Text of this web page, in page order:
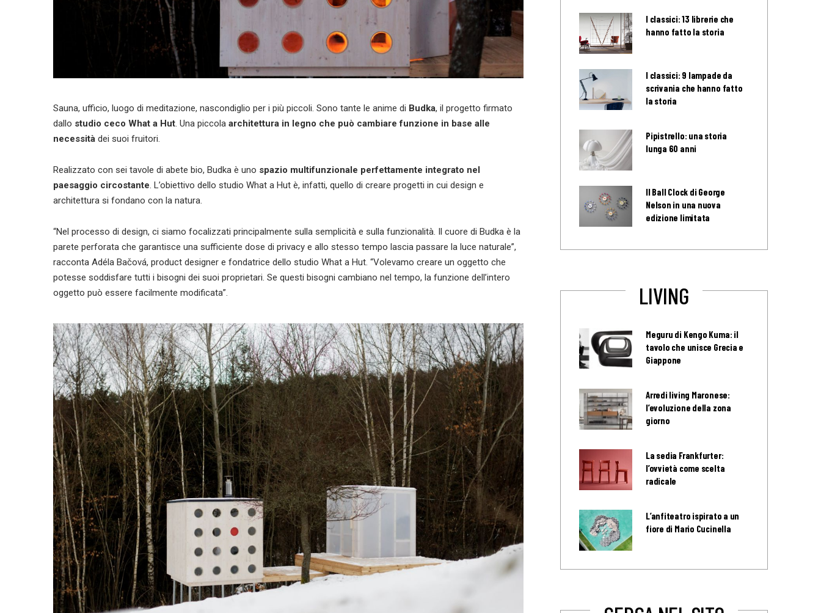
Sauna, ufficio, luogo di meditazione, nascondiglio per i più piccoli. Sono tante le anime di Budka, il progetto firmato
dallo studio ceco What a Hut. Una piccola architettura in legno che può cambiare funzione in base alle
necessità dei suoi fruitori.
Realizzato con sei tavole di abete bio, Budka è uno spazio multifunzionale perfettamente integrato nel
paesaggio circostante. L’obiettivo dello studio What a Hut è, infatti, quello di creare progetti in cui design e
architettura si fondano con la natura.
“Nel processo di design, ci siamo focalizzati principalmente sulla semplicità e sulla funzionalità. Il cuore di Budka è la
parete perforata che garantisce una sufficiente dose di privacy e allo stesso tempo lascia passare la luce naturale”,
racconta Adéla Bačová, product designer e fondatrice dello studio What a Hut. “Volevamo creare un oggetto che
potesse soddisfare tutti i bisogni dei suoi proprietari. Se questi bisogni cambiano nel tempo, la funzione dell’intero
oggetto può essere facilmente modificata”.
I classici: 13 librerie che
hanno fatto la storia
I classici: 9 lampade da
scrivania che hanno fatto
la storia
Pipistrello: una storia
lunga 60 anni
Il Ball Clock di George
Nelson in una nuova
edizione limitata
LIVING
Meguru di Kengo Kuma: il
tavolo che unisce Grecia e
Giappone
Arredi living Maronese:
l’evoluzione della zona
giorno
La sedia Frankfurter:
l’ovvietà come scelta
radicale
L’anfiteatro ispirato a un
fiore di Mario Cucinella